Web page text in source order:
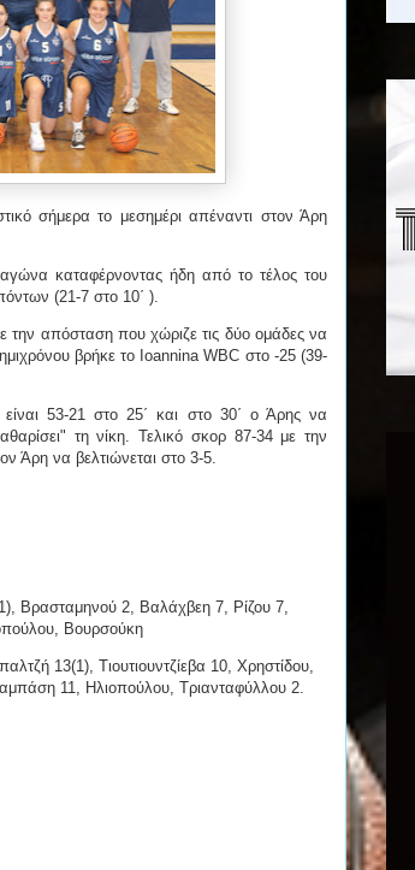
σήμερα το μεσημέρι απέναντι στον Άρη
καταφέρνοντας ήδη από το τέλος του
(21-7 στο 10΄ ).
την απόσταση που χώριζε τις δύο ομάδες να
βρήκε το Ioannina WBC στο -25 (39-
53-21 στο 25΄ και στο 30΄ ο Άρης να
τη νίκη. Τελικό σκορ 87-34 με την
Άρη να βελτιώνεται στο 3-5.
Βρασταμηνού 2, Βαλάχβεη 7, Ρίζου 7,
Βουρσούκη
13(1), Τιουτιουντζίεβα 10, Χρηστίδου,
11, Ηλιοπούλου, Τριανταφύλλου 2.